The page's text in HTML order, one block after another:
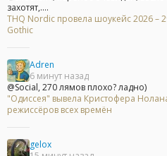
захотят,....
THQ Nordic провела шоукейс 2026 –
Gothic
Adren
6 минут назад
@Social, 270 лямов плохо? ладно)
"Одиссея" вывела Кристофера
режиссёров всех времён
gelox